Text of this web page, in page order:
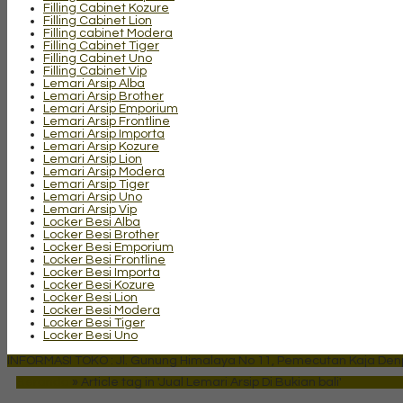
Filling Cabinet Kozure
Filling Cabinet Lion
Filling cabinet Modera
Filling Cabinet Tiger
Filling Cabinet Uno
Filling Cabinet Vip
Lemari Arsip Alba
Lemari Arsip Brother
Lemari Arsip Emporium
Lemari Arsip Frontline
Lemari Arsip Importa
Lemari Arsip Kozure
Lemari Arsip Lion
Lemari Arsip Modera
Lemari Arsip Tiger
Lemari Arsip Uno
Lemari Arsip Vip
Locker Besi Alba
Locker Besi Brother
Locker Besi Emporium
Locker Besi Frontline
Locker Besi Importa
Locker Besi Kozure
Locker Besi Lion
Locker Besi Modera
Locker Besi Tiger
Locker Besi Uno
INFORMASI TOKO : Jl. Gunung Himalaya No 11, Pemecutan Kaja
» Article tag in 'Jual Lemari Arsip Di Bukian bali'